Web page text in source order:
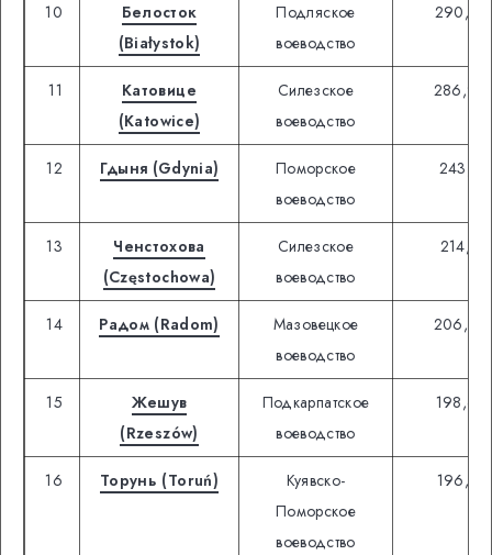
10
Белосток
(Białystok)
Подляское
воеводство
11
Катовице
(Katowice)
Силезское
воеводство
12 Гдыня (Gdynia)
Поморское
воеводство
13
Ченстохова
(Częstochowa)
Силезское
воеводство
14 Радом (Radom)
Мазовецкое
воеводство
15
Жешув
(Rzeszów)
Подкарпатское
воеводство
16 Торунь (Toruń)
Куявско-
Поморское
воеводство